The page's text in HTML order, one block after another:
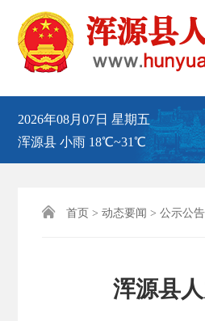
2026年08月07日 星期五
浑源县 小雨 18℃~31℃
 首页 > 动态要闻 > 公示公告
浑源县